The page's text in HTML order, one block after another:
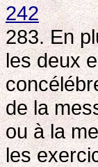
242
283. En
les deux
de la
ou à la
les